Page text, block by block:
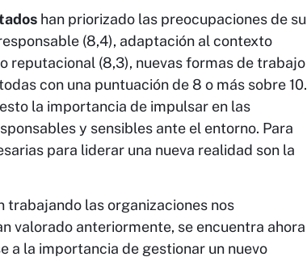
han priorizado las preocupaciones de su
(8,4), adaptación al contexto
reputacional (8,3), nuevas formas de trabajo
con una puntuación de 8 o más sobre 10.
la importancia de impulsar en las
y sensibles ante el entorno. Para
para liderar una nueva realidad son la
trabajando las organizaciones nos
valorado anteriormente, se encuentra ahora
a la importancia de gestionar un nuevo